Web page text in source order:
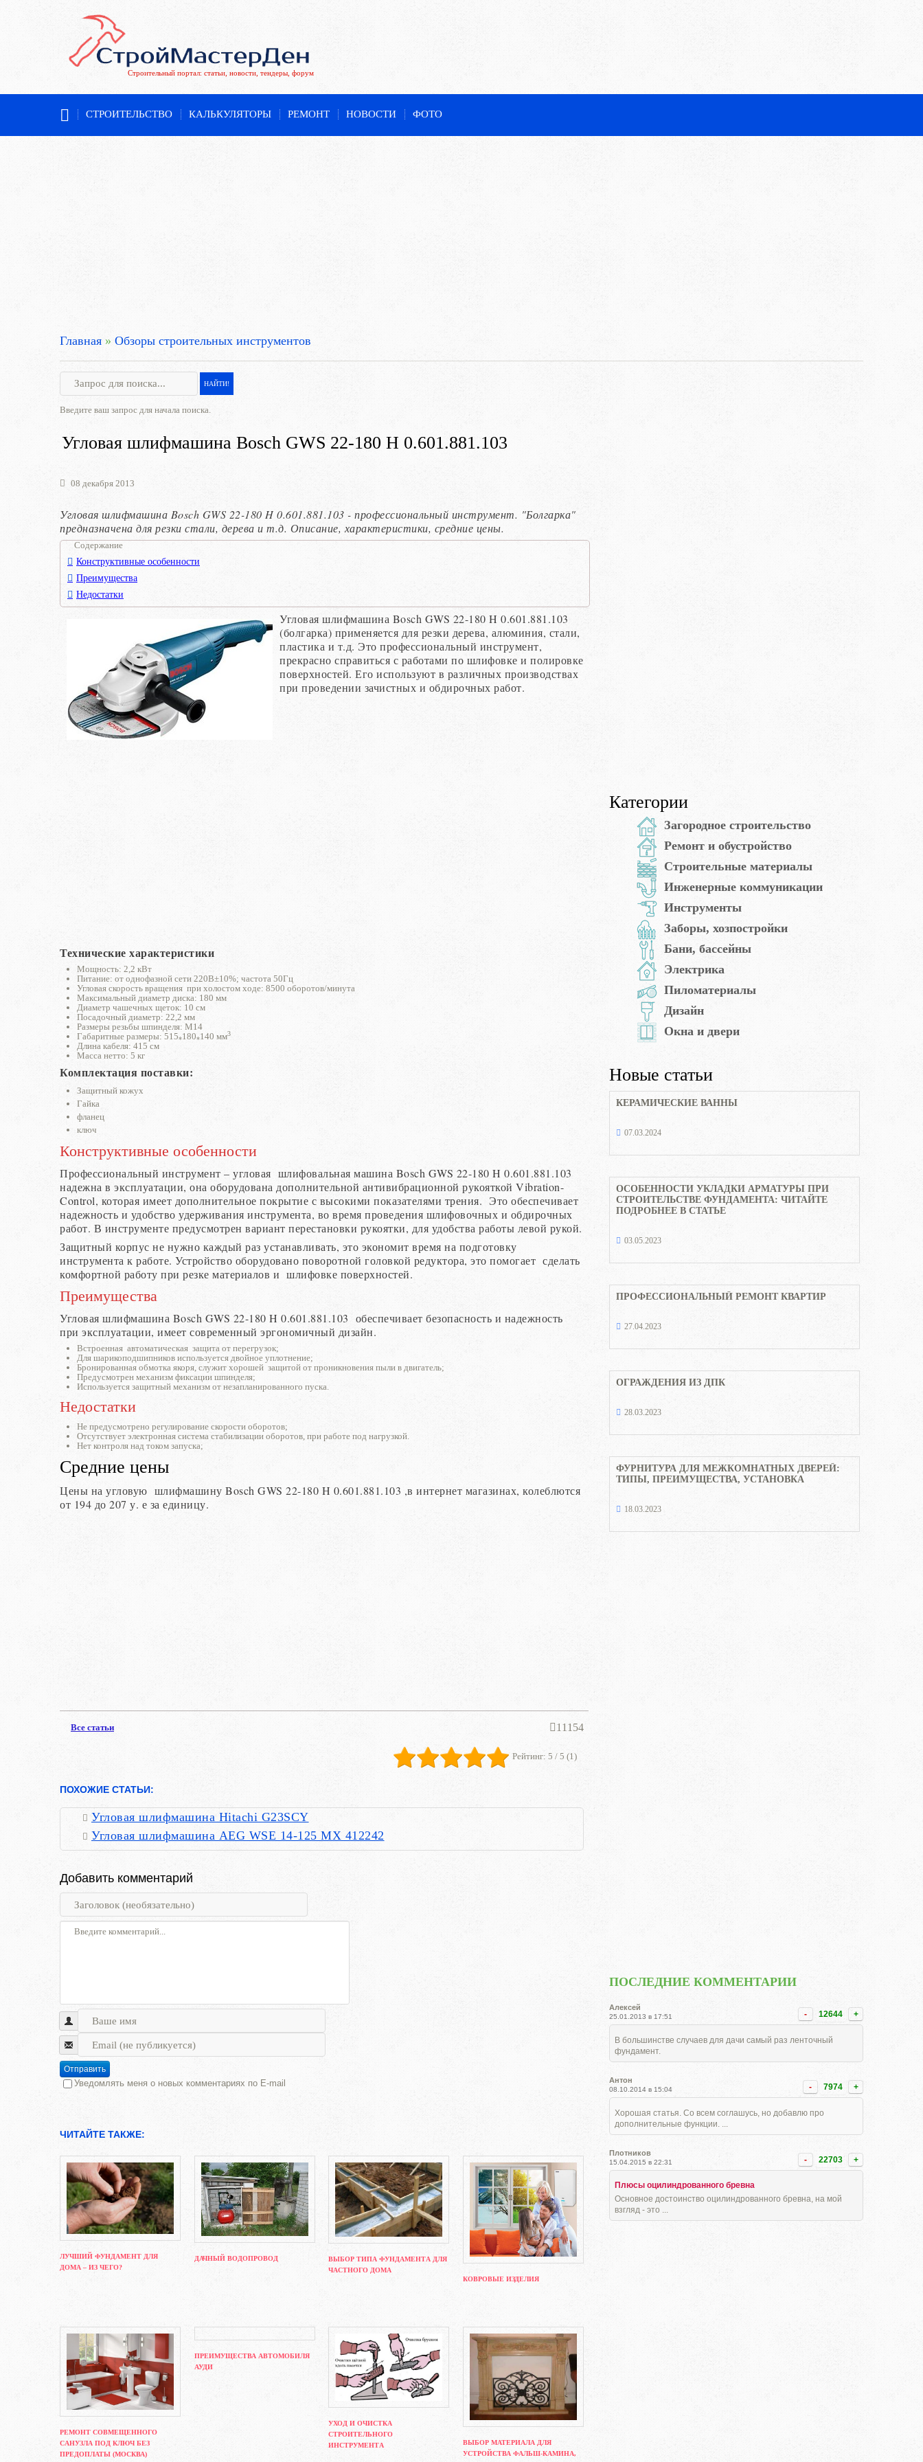
Строительный портал: статьи, новости, тендеры, форум
СТРОИТЕЛЬСТВО КАЛЬКУЛЯТОРЫ РЕМОНТ НОВОСТИ ФОТО
Главная » Обзоры строительных инструментов
Введите ваш запрос для начала поиска.
Угловая шлифмашина Bosch GWS 22-180 H 0.601.881.103
08 декабря 2013
Угловая шлифмашина Bosch GWS 22-180 H 0.601.881.103 - профессиональный инструмент. "Болгарка"
предназначена для резки стали, дерева и т.д. Описание, характеристики, средние цены.
Содержание
Конструктивные особенности
Преимущества
Недостатки
Угловая шлифмашина Bosch GWS 22-180 H 0.601.881.103
(болгарка) применяется для резки дерева, алюминия, стали,
пластика и т.д. Это профессиональный инструмент,
прекрасно справиться с работами по шлифовке и полировке
поверхностей. Его используют в различных производствах
при проведении зачистных и обдирочных работ.
Технические характеристики
Мощность: 2,2 кВт
Питание: от однофазной сети 220В±10%; частота 50Гц
Угловая скорость вращения при холостом ходе: 8500 оборотов/минута
Максимальный диаметр диска: 180 мм
Диаметр чашечных щеток: 10 см
Посадочный диаметр: 22,2 мм
Размеры резьбы шпинделя: М14
Габаритные размеры: 515*180*140 мм3
Длина кабеля: 415 см
Масса нетто: 5 кг
Комплектация поставки:
Защитный кожух
Гайка
фланец
ключ
Конструктивные особенности
Профессиональный инструмент – угловая шлифовальная машина Bosch GWS 22-180 H 0.601.881.103
надежна в эксплуатации, она оборудована дополнительной антивибрационной рукояткой Vibration-
Control, которая имеет дополнительное покрытие с высокими показателями трения. Это обеспечивает
надежность и удобство удерживания инструмента, во время проведения шлифовочных и обдирочных
работ. В инструменте предусмотрен вариант перестановки рукоятки, для удобства работы левой рукой.
Защитный корпус не нужно каждый раз устанавливать, это экономит время на подготовку
инструмента к работе. Устройство оборудовано поворотной головкой редуктора, это помогает сделать
комфортной работу при резке материалов и шлифовке поверхностей.
Преимущества
Угловая шлифмашина Bosch GWS 22-180 H 0.601.881.103 обеспечивает безопасность и надежность
при эксплуатации, имеет современный эргономичный дизайн.
Встроенная автоматическая защита от перегрузок;
Для шарикоподшипников используется двойное уплотнение;
Бронированная обмотка якоря, служит хорошей защитой от проникновения пыли в двигатель;
Предусмотрен механизм фиксации шпинделя;
Используется защитный механизм от незапланированного пуска.
Недостатки
Не предусмотрено регулирование скорости оборотов;
Отсутствует электронная система стабилизации оборотов, при работе под нагрузкой.
Нет контроля над током запуска;
Средние цены
Цены на угловую шлифмашину Bosch GWS 22-180 H 0.601.881.103 ,в интернет магазинах, колеблются
от 194 до 207 у. е за единицу.
Все статьи 11154
Рейтинг: 5 / 5 (1)
ПОХОЖИЕ СТАТЬИ:
Угловая шлифмашина Hitachi G23SCY
Угловая шлифмашина AEG WSE 14-125 MX 412242
Добавить комментарий
Отправить
Уведомлять меня о новых комментариях по E-mail
ЧИТАЙТЕ ТАКЖЕ:
ЛУЧШИЙ ФУНДАМЕНТ ДЛЯ
ДОМА – ИЗ ЧЕГО?
ДАЧНЫЙ ВОДОПРОВОД
ВЫБОР ТИПА ФУНДАМЕНТА ДЛЯ
ЧАСТНОГО ДОМА
КОВРОВЫЕ ИЗДЕЛИЯ
РЕМОНТ СОВМЕЩЕННОГО
САНУЗЛА ПОД КЛЮЧ БЕЗ
ПРЕДОПЛАТЫ (МОСКВА)
ПРЕИМУЩЕСТВА АВТОМОБИЛЯ
АУДИ
УХОД И ОЧИСТКА
СТРОИТЕЛЬНОГО
ИНСТРУМЕНТА
ВЫБОР МАТЕРИАЛА ДЛЯ
УСТРОЙСТВА ФАЛЬШ-КАМИНА,
Категории
Загородное строительство
Ремонт и обустройство
Строительные материалы
Инженерные коммуникации
Инструменты
Заборы, хозпостройки
Бани, бассейны
Электрика
Пиломатериалы
Дизайн
Окна и двери
Новые статьи
КЕРАМИЧЕСКИЕ ВАННЫ
07.03.2024
ОСОБЕННОСТИ УКЛАДКИ АРМАТУРЫ ПРИ
СТРОИТЕЛЬСТВЕ ФУНДАМЕНТА: ЧИТАЙТЕ
ПОДРОБНЕЕ В СТАТЬЕ
03.05.2023
ПРОФЕССИОНАЛЬНЫЙ РЕМОНТ КВАРТИР
27.04.2023
ОГРАЖДЕНИЯ ИЗ ДПК
28.03.2023
ФУРНИТУРА ДЛЯ МЕЖКОМНАТНЫХ ДВЕРЕЙ:
ТИПЫ, ПРЕИМУЩЕСТВА, УСТАНОВКА
18.03.2023
ПОСЛЕДНИЕ КОММЕНТАРИИ
- 12644 +
Алексей
25.01.2013 в 17:51
В большинстве случаев для дачи самый раз ленточный
фундамент.
- 7974 +
Антон
08.10.2014 в 15:04
Хорошая статья. Со всем соглашусь, но добавлю про
дополнительные функции. ...
- 22703 +
Плотников
15.04.2015 в 22:31
Плюсы оцилиндрованного бревна
Основное достоинство оцилиндрованного бревна, на мой
взгляд - это ...